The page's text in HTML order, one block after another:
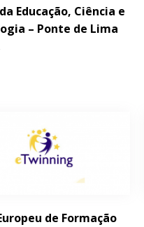
Educação, Ciência e
– Ponte de Lima
de Formação